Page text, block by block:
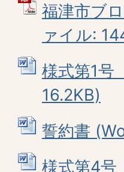
福津市ブ
ァイル:
様式第1号
16.2KB)
誓約書
様式第4号